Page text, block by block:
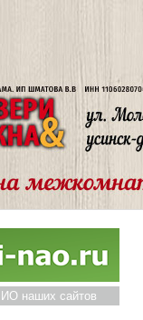
наших сайтов